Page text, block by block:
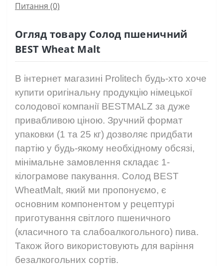
Питання (0)
Огляд товару Солод пшеничний
BEST Wheat Malt
В інтернет магазині Prolitech будь-хто хоче
купити оригінальну продукцію німецької
солодової компанії BESTMALZ за дуже
привабливою ціною. Зручний формат
упаковки (1 та 25 кг) дозволяє придбати
партію у будь-якому необхідному обсязі,
мінімальне замовлення складає 1-
кілограмове пакування. Солод BEST
WheatMalt, який ми пропонуємо, є
основним компонентом у рецептурі
приготування світлого пшеничного
(класичного та слабоалкогольного) пива.
Також його використовують для варіння
безалкогольних сортів.